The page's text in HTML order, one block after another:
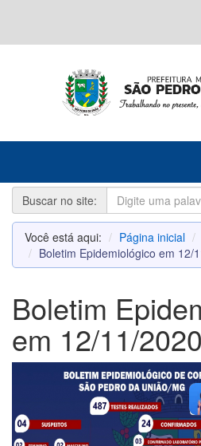
Buscar no site:
Você está aqui: Página inicial
Boletim Epidemiológico em 12/
Boletim
em 12/11/2020